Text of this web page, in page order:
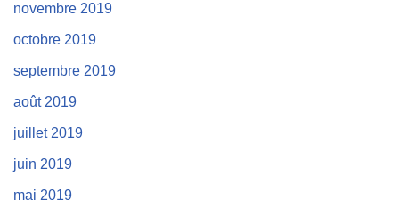
novembre 2019
octobre 2019
septembre 2019
août 2019
juillet 2019
juin 2019
mai 2019